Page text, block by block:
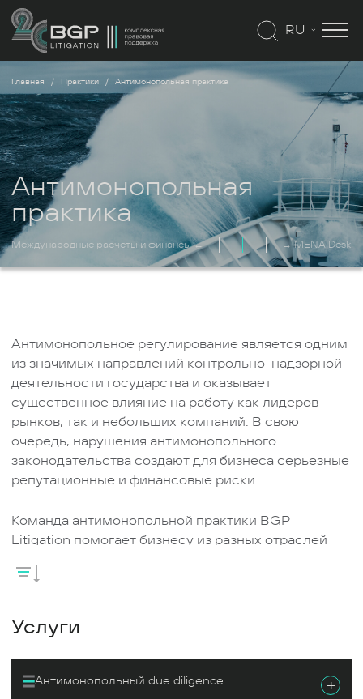
RU
Главная Практики Антимонопольная практика
Антимонопольная
практика
Международные расчеты и финансы ← → MENA Desk
Антимонопольное регулирование является одним
из значимых направлений контрольно-надзорной
деятельности государства и оказывает
существенное влияние на работу как лидеров
рынков, так и небольших компаний. В свою
очередь, нарушения антимонопольного
законодательства создают для бизнеса серьезные
репутационные и финансовые риски.
Команда антимонопольной практики BGP
Litigation помогает бизнесу из разных отраслей
финансовый и банковский сектор, цифровые
разрешать задачи в области антимонопольного
регулирования. Юристы консультируют по
вопросам применения антимонопольного,
рекламного законодательства, законодательства о
Услуги
Антимонопольный due diligеnce +